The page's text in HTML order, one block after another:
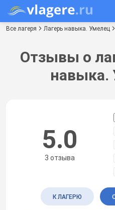
Все лагеря Лагерь навыка. Умелец
Отзывы о
навыка.
5.0
3 отзыва
К ЛАГЕРЮ